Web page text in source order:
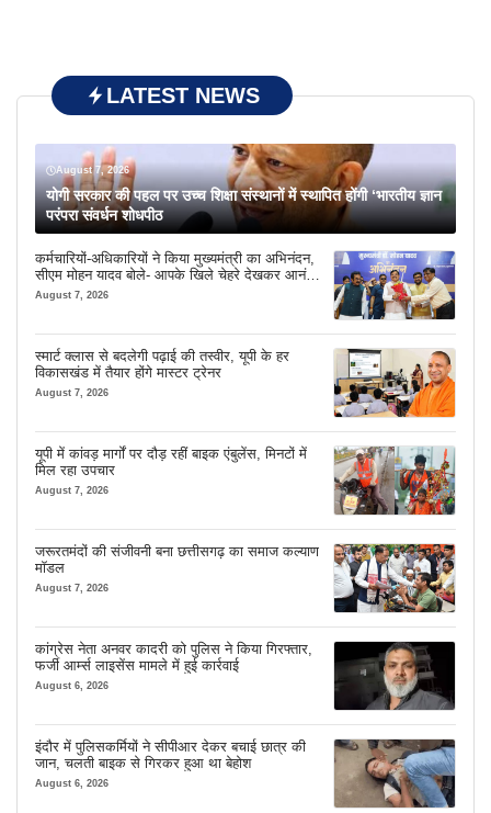
LATEST NEWS
August 7, 2026
योगी सरकार की पहल पर उच्च शिक्षा संस्थानों में स्थापित होंगी ‘भारतीय ज्ञान
परंपरा संवर्धन शोधपीठ
कर्मचारियों-अधिकारियों ने किया मुख्यमंत्री का अभिनंदन,
सीएम मोहन यादव बोले- आपके खिले चेहरे देखकर आनंद
आता है
August 7, 2026
स्मार्ट क्लास से बदलेगी पढ़ाई की तस्वीर, यूपी के हर
विकासखंड में तैयार होंगे मास्टर ट्रेनर
August 7, 2026
यूपी में कांवड़ मार्गों पर दौड़ रहीं बाइक एंबुलेंस, मिनटों में
मिल रहा उपचार
August 7, 2026
जरूरतमंदों की संजीवनी बना छत्तीसगढ़ का समाज कल्याण
मॉडल
August 7, 2026
कांग्रेस नेता अनवर कादरी को पुलिस ने किया गिरफ्तार,
फर्जी आर्म्स लाइसेंस मामले में हुई कार्रवाई
August 6, 2026
इंदौर में पुलिसकर्मियों ने सीपीआर देकर बचाई छात्र की
जान, चलती बाइक से गिरकर हुआ था बेहोश
August 6, 2026